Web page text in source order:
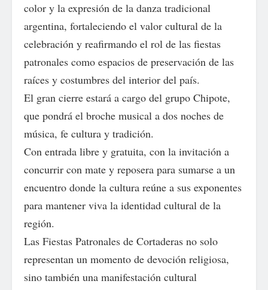
color y la expresión de la danza tradicional
argentina, fortaleciendo el valor cultural de la
celebración y reafirmando el rol de las fiestas
patronales como espacios de preservación de las
raíces y costumbres del interior del país.
El gran cierre estará a cargo del grupo Chipote,
que pondrá el broche musical a dos noches de
música, fe cultura y tradición.
Con entrada libre y gratuita, con la invitación a
concurrir con mate y reposera para sumarse a un
encuentro donde la cultura reúne a sus exponentes
para mantener viva la identidad cultural de la
región.
Las Fiestas Patronales de Cortaderas no solo
representan un momento de devoción religiosa,
sino también una manifestación cultural